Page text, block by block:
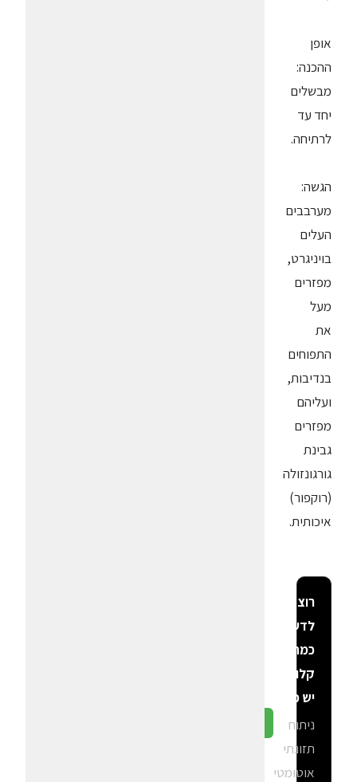
אופן
ההכנה:
מבשלים
יחד עד
לרתיחה.
הגשה:
מערבבים
העלים
בויניגרט,
מפזרים
מעל
את
התפוחים
בנדיבות,
ועליהם
מפזרים
גבינת
גורגונזולה
(רוקפור)
איכותית.
רוצה
לדעת
כמה
קלוריות
יש פה?
ניתוח
תזונתי
אוטומטי